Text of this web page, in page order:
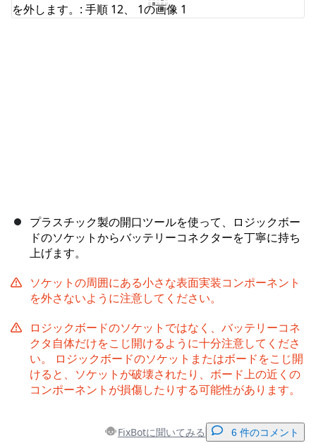
プラスチック製の開口ツールを使って、ロジックボー
ドのソケットからバッテリーコネクターを丁寧に持ち
上げます。
ソケットの周囲にある小さな表面実装コンポーネント
を外さないように注意してください。
ロジックボードのソケットではなく、バッテリーコネ
クタ自体だけをこじ開けるように十分注意してくださ
い。 ロジックボードのソケットまたはボードをこじ開
けると、ソケットが破壊されたり、ボード上の近くの
コンポーネントが損傷したりする可能性があります。
FixBotに聞いてみる 6 件のコメント